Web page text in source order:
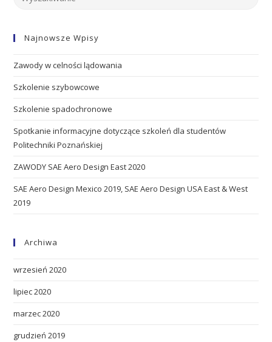
Najnowsze Wpisy
Zawody w celności lądowania
Szkolenie szybowcowe
Szkolenie spadochronowe
Spotkanie informacyjne dotyczące szkoleń dla studentów
Politechniki Poznańskiej
ZAWODY SAE Aero Design East 2020
SAE Aero Design Mexico 2019, SAE Aero Design USA East & West
2019
Archiwa
wrzesień 2020
lipiec 2020
marzec 2020
grudzień 2019